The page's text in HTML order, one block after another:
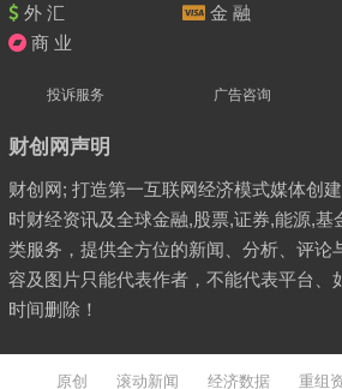
外 汇
金 融
商 业
投诉服务 广告咨询
财创网声明
财创网; 打造第一互联网经济模式媒体创
时财经资讯及全球金融,股票,证券,能源,基
类服务，提供全方位的新闻、分析、评论
容及图片只能代表作者，不能代表平台、
时间删除！
原创 滚动新闻 经济数据 重组